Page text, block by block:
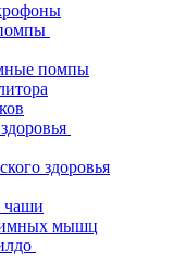
помпы
здоровья
чаши
мышц